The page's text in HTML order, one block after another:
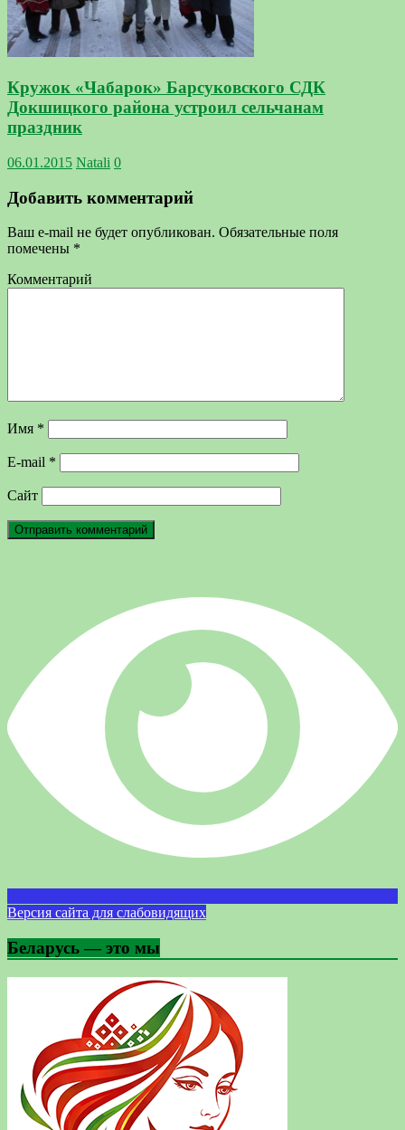
Кружок «Чабарок» Барсуковского СДК
Докшицкого района устроил сельчанам
праздник
06.01.2015 Natali 0
Добавить комментарий
Ваш e-mail не будет опубликован. Обязательные поля
помечены *
Комментарий
Имя *
E-mail *
Сайт
Версия сайта для слабовидящих
Беларусь — это мы